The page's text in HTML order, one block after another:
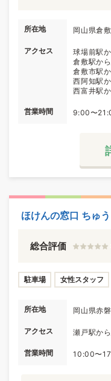
所在地 岡山県倉
アクセス
球場前駅
倉敷駅か
倉敷市駅
西阿知駅
西富井駅
営業時間 9:00〜
ほけんの窓口 ちゅ
総合評価
駐車場 女性スタッフ
所在地 岡山県赤
アクセス 瀬戸駅か
営業時間 10:00〜